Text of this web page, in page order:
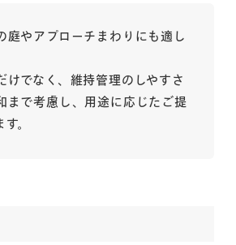
庭やアプローチまわりにも適し
けでなく、維持管理のしやすさ
まで考慮し、用途に応じたご提
。